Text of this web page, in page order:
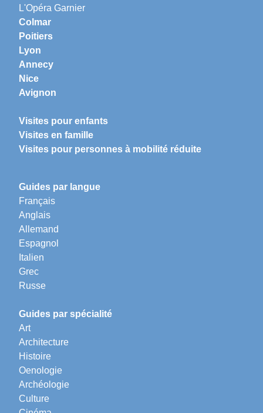
L'Opéra Garnier
Colmar
Poitiers
Lyon
Annecy
Nice
Avignon
Visites pour enfants
Visites en famille
Visites pour personnes à mobilité réduite
Guides par langue
Français
Anglais
Allemand
Espagnol
Italien
Grec
Russe
Guides par spécialité
Art
Architecture
Histoire
Oenologie
Archéologie
Culture